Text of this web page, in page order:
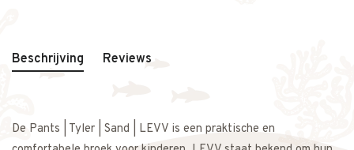
Beschrijving Reviews
De Pants | Tyler | Sand | LEVV is een praktische en